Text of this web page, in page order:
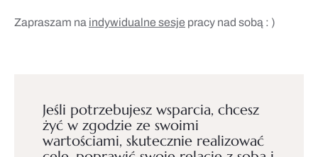
Zapraszam na indywidualne sesje pracy nad sobą : )
Jeśli potrzebujesz wsparcia, chcesz
żyć w zgodzie ze swoimi
wartościami, skutecznie realizować